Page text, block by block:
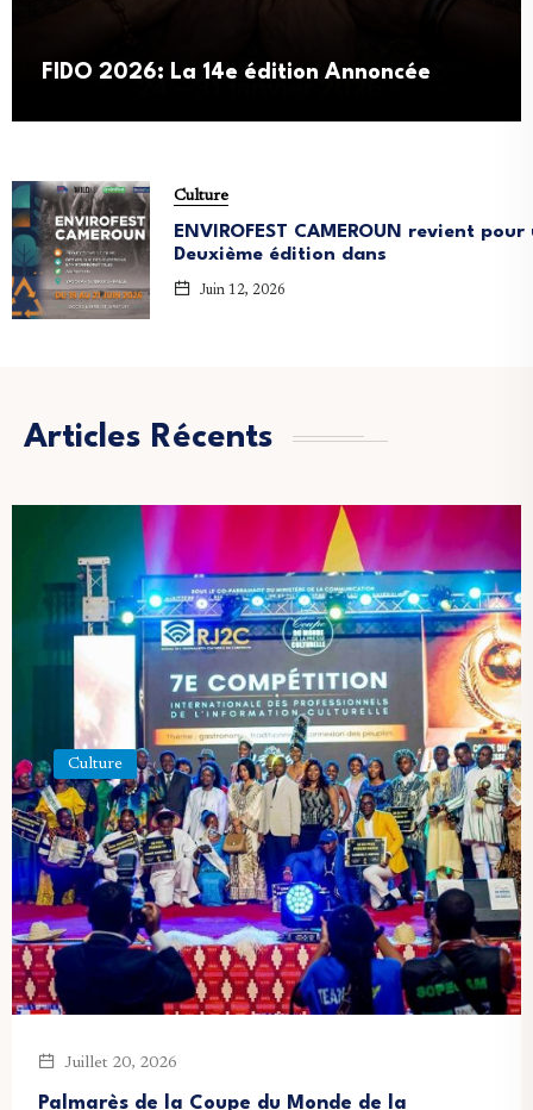
FIDO 2026: La 14e édition Annoncée
Culture
ENVIROFEST CAMEROUN revient pour
Deuxième édition dans
Juin 12, 2026
Articles Récents
Culture
Juillet 20, 2026
Palmarès de la Coupe du Monde de la